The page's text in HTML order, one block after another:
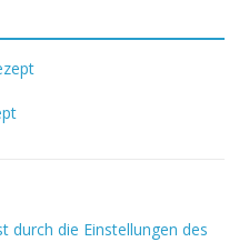
durch die Einstellungen des